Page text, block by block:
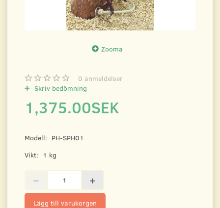
Zooma
0 anmeldelser
Skriv bedömning
1,375.00SEK
Modell: PH-SPH01
Vikt:
1 kg
Lägg till varukorgen